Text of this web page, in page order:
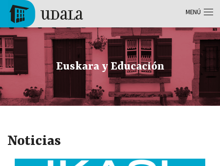
Pasar al contenido principal
Tolosa
Euskara y Educación
Noticias
MENÚ